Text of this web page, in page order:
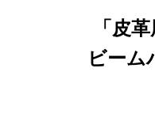
「皮
ビーム